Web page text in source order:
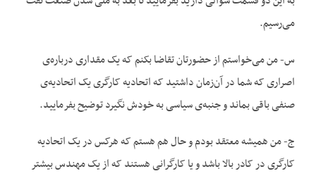
می‌رسیم.
س- من می‌خواستم از حضورتان تقاضا بکنم که یک مقداری درباره‌ی
اصراری که شما در آن‌زمان داشتید که اتحادیه کارگری یک اتحادیه‌ی
صنفی باقی بماند و جنبه‌ی سیاسی به خودش نگیرد توضیح بفرمایید.
ج- من همیشه معتقد بودم و حال هم هستم که هرکس در یک اتحادیه
کارگری در کادر بالا باشد و یا کارگرانی هستند که از یک مهندس بیشتر